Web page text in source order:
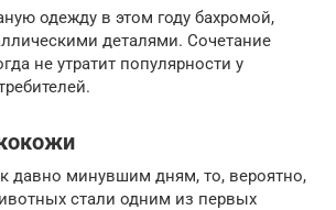
одежду в этом году бахромой,
деталями. Сочетание
не утратит популярности у
давно минувшим дням, то, вероятно,
стали одним из первых